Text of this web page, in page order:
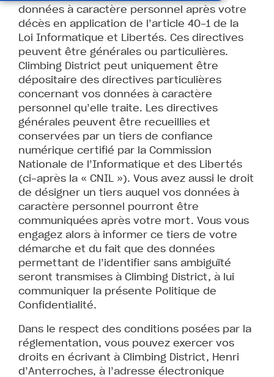
données à caractère personnel après votre
décès en application de l’article 40-1 de la
Loi Informatique et Libertés. Ces directives
peuvent être générales ou particulières.
Climbing District peut uniquement être
dépositaire des directives particulières
concernant vos données à caractère
personnel qu’elle traite. Les directives
générales peuvent être recueillies et
conservées par un tiers de confiance
numérique certifié par la Commission
Nationale de l’Informatique et des Libertés
(ci-après la « CNIL »). Vous avez aussi le droit
de désigner un tiers auquel vos données à
caractère personnel pourront être
communiquées après votre mort. Vous vous
engagez alors à informer ce tiers de votre
démarche et du fait que des données
permettant de l’identifier sans ambiguïté
seront transmises à Climbing District, à lui
communiquer la présente Politique de
Confidentialité.
Dans le respect des conditions posées par la
réglementation, vous pouvez exercer vos
droits en écrivant à Climbing District, Henri
d’Anterroches, à l’adresse électronique